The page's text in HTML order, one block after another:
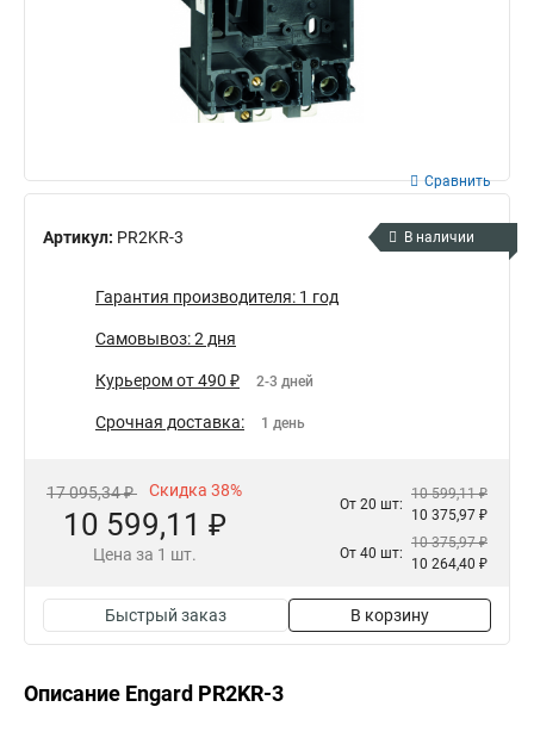
Артикул: PR2KR-3
Сравнить
В наличии
Гарантия производителя: 1 год
Самовывоз: 2 дня
Курьером от 490 ₽ 2-3 дней
Срочная доставка: 1 день
17 095,34 ₽ Скидка 38%
10 599,11 ₽
Цена за 1 шт.
От 20 шт:
10 599,11 ₽
10 375,97 ₽
От 40 шт:
10 375,97 ₽
10 264,40 ₽
Быстрый заказ В корзину
Описание Engard PR2KR-3